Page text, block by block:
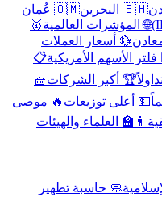
🇧🇭 البحرين
🇴🇲 عُمان
🌐 المؤشرات العالمية🥇
💱 أسعار العملات
الأسهم الأمريكية📋
🏆 أكبر الشركات🧺
💵 أعلى توزيعات🔥 موصى
👨‍🏫 العلماء والهيئات
🧼 حاسبة تطهير